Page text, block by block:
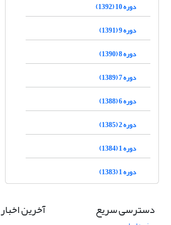
دوره 10 (1392)
دوره 9 (1391)
دوره 8 (1390)
دوره 7 (1389)
دوره 6 (1388)
دوره 2 (1385)
دوره 1 (1384)
دوره 1 (1383)
دسترسی سریع آخرین اخبار